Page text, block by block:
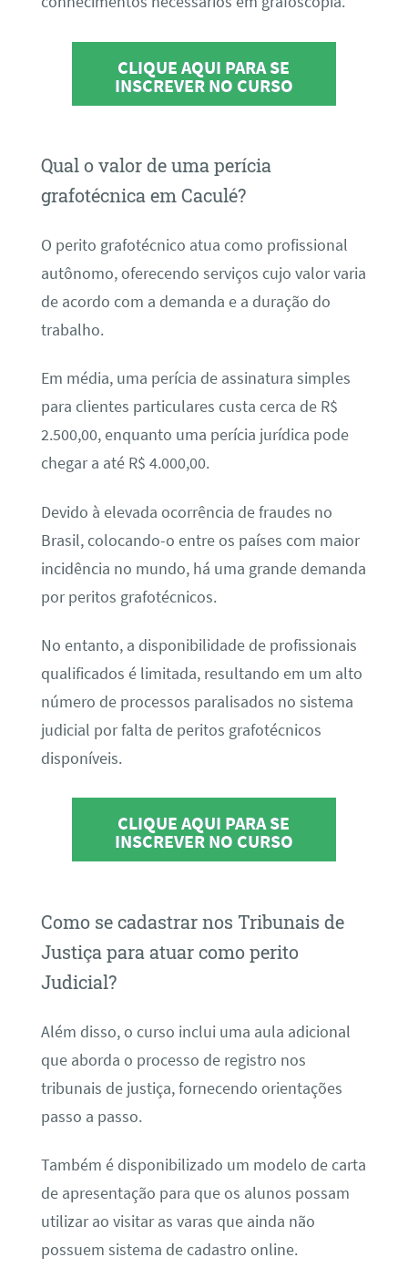
CLIQUE AQUI PARA SE
INSCREVER NO CURSO
Qual o valor de uma perícia
grafotécnica em Caculé?
O perito grafotécnico atua como profissional
autônomo, oferecendo serviços cujo valor varia
de acordo com a demanda e a duração do
trabalho.
Em média, uma perícia de assinatura simples
para clientes particulares custa cerca de R$
2.500,00, enquanto uma perícia jurídica pode
chegar a até R$ 4.000,00.
Devido à elevada ocorrência de fraudes no
Brasil, colocando-o entre os países com maior
incidência no mundo, há uma grande demanda
por peritos grafotécnicos.
No entanto, a disponibilidade de profissionais
qualificados é limitada, resultando em um alto
número de processos paralisados no sistema
judicial por falta de peritos grafotécnicos
disponíveis.
CLIQUE AQUI PARA SE
INSCREVER NO CURSO
Como se cadastrar nos Tribunais de
Justiça para atuar como perito
Judicial?
Além disso, o curso inclui uma aula adicional
que aborda o processo de registro nos
tribunais de justiça, fornecendo orientações
passo a passo.
Também é disponibilizado um modelo de carta
de apresentação para que os alunos possam
utilizar ao visitar as varas que ainda não
possuem sistema de cadastro online.